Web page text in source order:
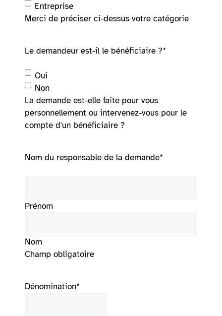
Entreprise
Merci de préciser ci-dessus votre catégorie
Le demandeur est-il le bénéficiaire ?*
Oui
Non
La demande est-elle faite pour vous
personnellement ou intervenez-vous pour le
compte d'un bénéficiaire ?
Nom du responsable de la demande*
Prénom
Nom
Champ obligatoire
Dénomination*